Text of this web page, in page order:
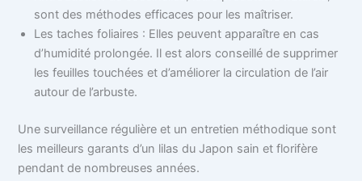
sont des méthodes efficaces pour les maîtriser.
Les taches foliaires : Elles peuvent apparaître en cas
d’humidité prolongée. Il est alors conseillé de supprimer
les feuilles touchées et d’améliorer la circulation de l’air
autour de l’arbuste.
Une surveillance régulière et un entretien méthodique sont
les meilleurs garants d’un lilas du Japon sain et florifère
pendant de nombreuses années.